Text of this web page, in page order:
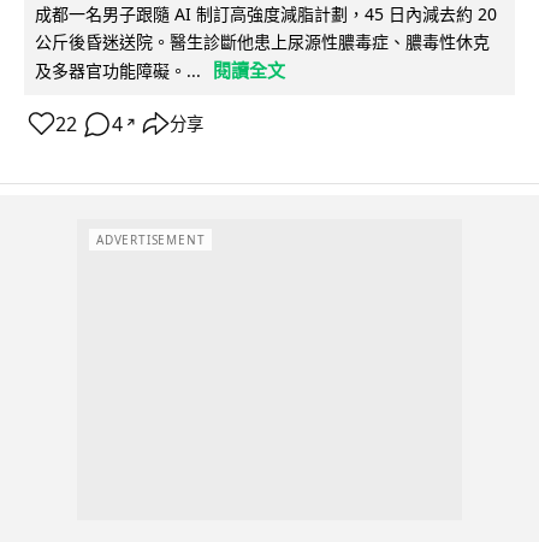
成都一名男子跟隨 AI 制訂高強度減脂計劃，45 日內減去約 20
公斤後昏迷送院。醫生診斷他患上尿源性膿毒症、膿毒性休克
及多器官功能障礙。...
閱讀全文
22 4 ↗ 分享
ADVERTISEMENT